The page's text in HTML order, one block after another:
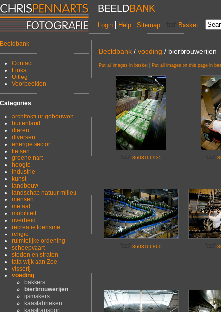
BEELDBANK
Login Help Sitemap Basket
Beeldbank
Contact
Links
Uitleg
Voorbeelden
Categories
architektuur gebouwen
buitenland
dieren
diversen
energie sector
fietsen
groene hart
hoogte
industrie
kunst
landbouw
landschap natuur milieu
mensen
metaal
mobiliteit
overheid
recreatie toerisme
religie
ruimtelijke ordening
scheepvaart
steden en straten
tata wijk aan Zee
visserij
voeding
bakkers
bierbrouwerijen
ijsmakers
kaasfabrieken
kaastransport
Beeldbank / voeding / bierbrouwerijen
Put all images in basket Put all images on this page in
3603166935
3603166860